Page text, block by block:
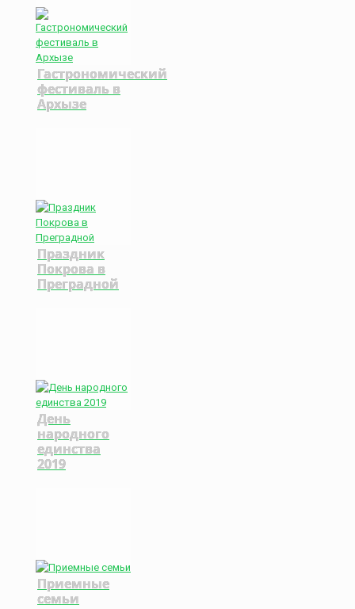
Гастрономический
фестиваль в
Архызе
Праздник
Покрова в
Преградной
День
народного
единства
2019
Приемные
семьи